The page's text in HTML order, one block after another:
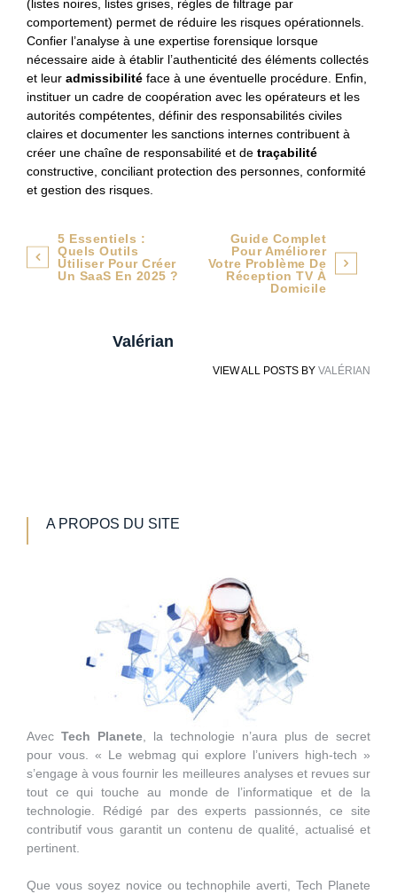
(listes noires, listes grises, règles de filtrage par
comportement) permet de réduire les risques opérationnels.
Confier l’analyse à une expertise forensique lorsque
nécessaire aide à établir l’authenticité des éléments collectés
et leur admissibilité face à une éventuelle procédure. Enfin,
instituer un cadre de coopération avec les opérateurs et les
autorités compétentes, définir des responsabilités civiles
claires et documenter les sanctions internes contribuent à
créer une chaîne de responsabilité et de traçabilité
constructive, conciliant protection des personnes, conformité
et gestion des risques.
Navigation
de
5 Essentiels :
Quels Outils
Utiliser Pour Créer
Un SaaS En 2025 ?
Guide Complet
Pour Améliorer
Votre Problème De
Réception TV À
Domicile
Valérian
VIEW ALL POSTS BY VALÉRIAN
A PROPOS DU SITE
Avec Tech Planete, la technologie n’aura plus de secret
pour vous. « Le webmag qui explore l’univers high-tech »
s’engage à vous fournir les meilleures analyses et revues sur
tout ce qui touche au monde de l’informatique et de la
technologie. Rédigé par des experts passionnés, ce site
contributif vous garantit un contenu de qualité, actualisé et
pertinent.
Que vous soyez novice ou technophile averti, Tech Planete